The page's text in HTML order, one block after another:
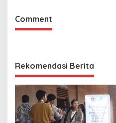
Comment
Rekomendasi Berita